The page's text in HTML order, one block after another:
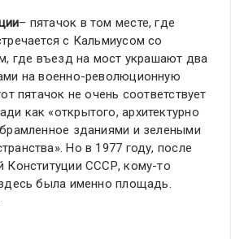
– пятачок в том месте, где
с Кальмиусом со
где въезд на мост украшают два
на военно-революционную
пятачок не очень соответствует
как «открытого, архитектурно
зданиями и зелеными
Но в 1977 году, после
Конституции СССР, кому-то
была именно площадь.